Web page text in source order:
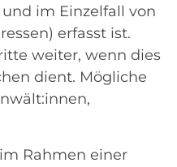
im Einzelfall von
erfasst ist.
weiter, wenn dies
dient. Mögliche
Rahmen einer